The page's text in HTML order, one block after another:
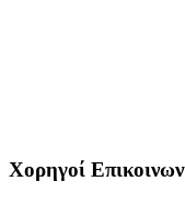
Χορηγοί